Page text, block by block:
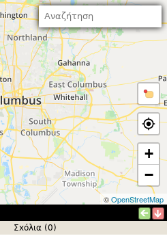
+
−
©OpenStreetMap
Σxόλια (0)